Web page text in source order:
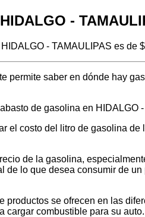
-
- TAMAULIPAS es de
permite saber en dónde hay
de gasolina en HIDALGO
el costo del litro de gasolina
de la gasolina,
de lo que desea consumir de
productos se ofrecen en las
cargar combustible para su auto.